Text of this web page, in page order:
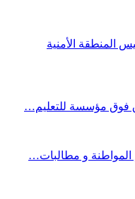
المنطقة الأمنية
فوق مؤسسة للتعليم…
المواطنة و مطالبات…